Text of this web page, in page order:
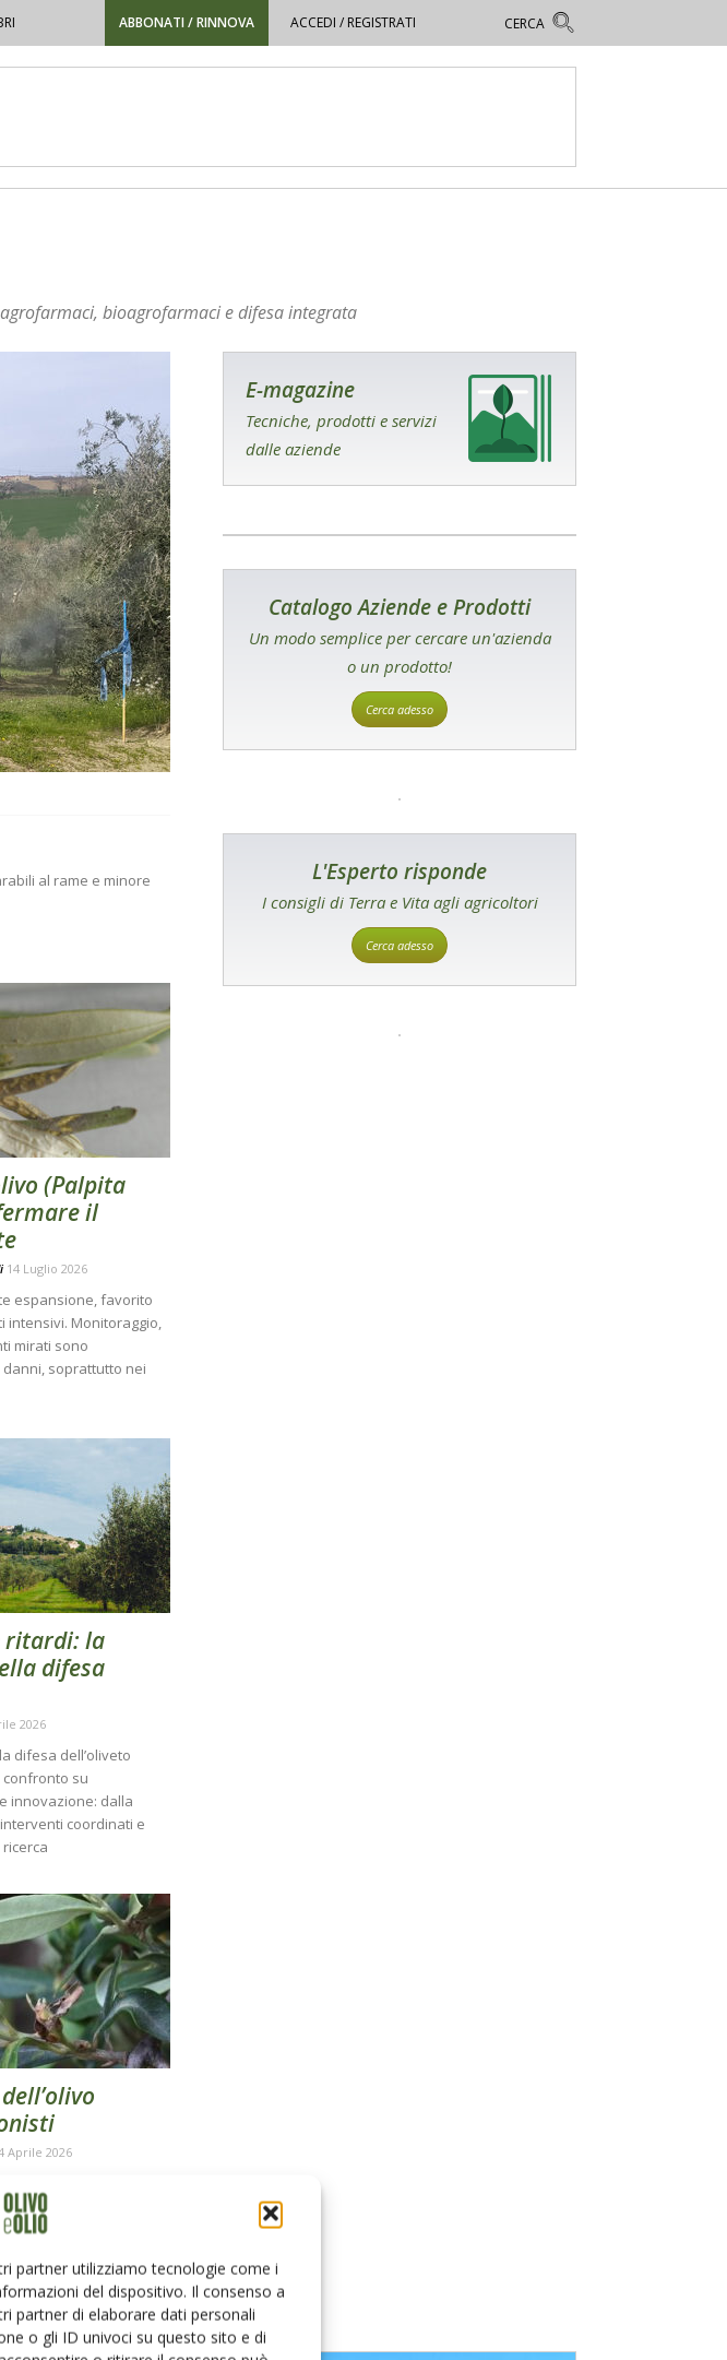
partner utilizziamo tecnologie come i
del dispositivo. Il consenso a
partner di elaborare dati personali
o gli ID univoci su questo sito e di
ABBONATI / RINNOVA ACCEDI / REGISTRATI
bioagrofarmaci e difesa integrata
al rame e minore
(Palpita
il
14 Luglio 2026
espansione, favorito
intensivi. Monitoraggio,
mirati sono
soprattutto nei
ritardi: la
difesa
2026
difesa dell’oliveto
confronto su
innovazione: dalla
coordinati e
Aprile 2026
tecnico sui nuovi
organizzato a
E-magazine
Tecniche, prodotti e servizi
dalle aziende
Catalogo Aziende e Prodotti
Un modo semplice per cercare un'azienda
o un prodotto!
Cerca adesso
L'Esperto risponde
I consigli di Terra e Vita agli agricoltori
Cerca adesso